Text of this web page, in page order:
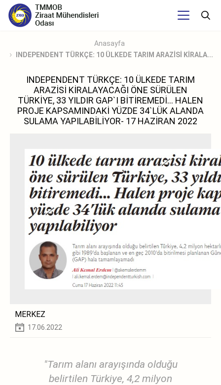
Anasayfa
INDEPENDENT TÜRKÇE: 10 ÜLKEDE TARIM ARAZİSİ KİRALA...
INDEPENDENT TÜRKÇE: 10 ÜLKEDE TARIM
ARAZİSİ KİRALAYACAĞI ÖNE SÜRÜLEN
TÜRKİYE, 33 YILDIR GAP`I BİTİREMEDİ... HALEN
PROJE KAPSAMINDAKİ YÜZDE 34`LÜK ALANDA
SULAMA YAPILABİLİYOR- 17 HAZİRAN 2022
MERKEZ
17.06.2022
"Tarım alanı arayışında olduğu
belirtilen Türkiye, 4,2 milyon